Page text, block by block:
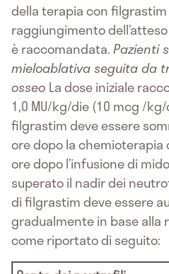
della terapia con
raggiungimento
è raccomandata.Pazienti
mieloablativa seguita da
osseo La dose iniziale
1,0 MU/kg/die (10 mcg /
filgrastim deve essere
ore dopo la chemioterapia
ore dopo l’infusione di
superato il nadir dei
di filgrastim deve essere
gradualmente in base alla
come riportato di seguito: